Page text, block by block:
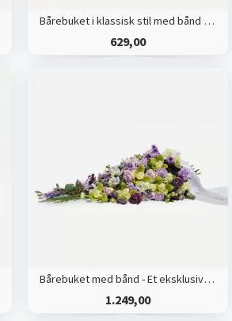
Bårebuket i klassisk stil med bånd - hvid
629,00
Bårebuket med bånd - Et eksklusivt farvel
1.249,00